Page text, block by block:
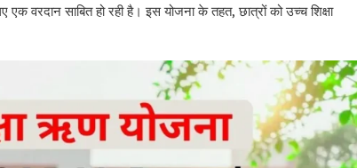
एक वरदान साबित हो रही है। इस योजना के तहत, छात्रों को उच्च शिक्षा